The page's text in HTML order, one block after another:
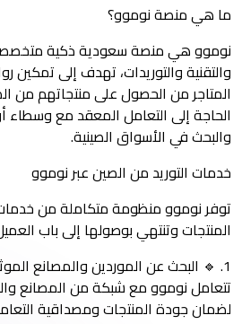
ما هي منصة نوموو؟
نوموو هي منصة سعودية ذكية
والتقنية والتوريدات، تهدف إلى تمكين
المتاجر من الحصول على منتجاتهم من
الحاجة إلى التعامل المعقد مع وسطاء
والبحث في الأسواق الصينية.
خدمات التوريد من الصين عبر نوموو
توفر نوموو منظومة متكاملة من خدمات
المنتجات وتنتهي بوصولها إلى باب
1. 🔹 البحث عن الموردين والمصانع الموثوقة
تتعامل نوموو مع شبكة من المصانع
لضمان جودة المنتجات ومصداقية